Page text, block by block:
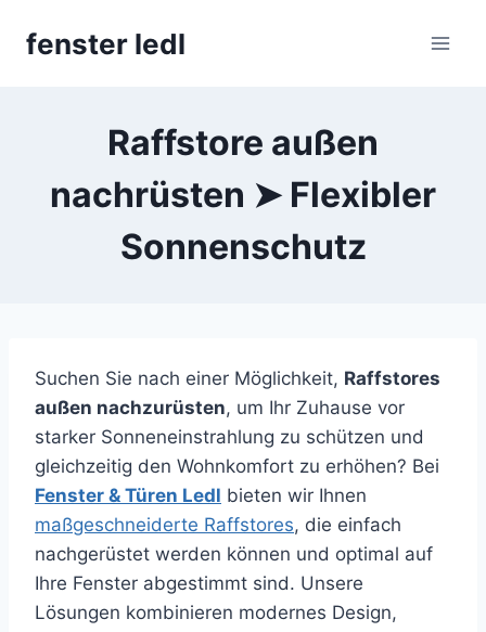
fenster ledl
Raffstore außen
nachrüsten ➤ Flexibler
Sonnenschutz
Suchen Sie nach einer Möglichkeit, Raffstores
außen nachzurüsten, um Ihr Zuhause vor
starker Sonneneinstrahlung zu schützen und
gleichzeitig den Wohnkomfort zu erhöhen? Bei
Fenster & Türen Ledl bieten wir Ihnen
maßgeschneiderte Raffstores, die einfach
nachgerüstet werden können und optimal auf
Ihre Fenster abgestimmt sind. Unsere
Lösungen kombinieren modernes Design,